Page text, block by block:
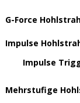
G-Force
Impulse
Impulse
Mehrstufige